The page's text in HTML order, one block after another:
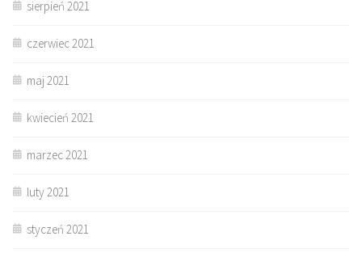
sierpień 2021
czerwiec 2021
maj 2021
kwiecień 2021
marzec 2021
luty 2021
styczeń 2021